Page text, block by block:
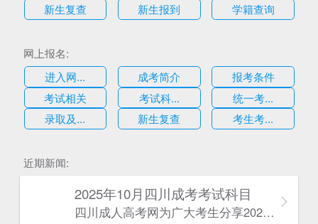
新生复查
新生报到 学籍查询
网上报名:
进入网...
成考简介
报考条件
考试相关
考试科...
统一考...
录取及...
新生复查 考生考...
近期新闻:
2025年10月四川成考考试科目
四川成人高考网​为广大考生分享2025年10月四川成考考试科目。为广大在职人员和社会人士提供学历提升的机会。更多四川成考考试信息，欢迎在线访问四川成人高考网。